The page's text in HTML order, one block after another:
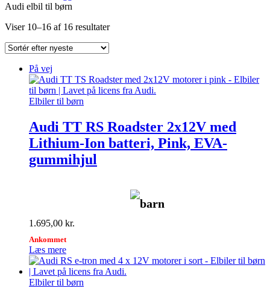
Audi elbil til børn
Viser 10–16 af 16 resultaterSorteret
På vej
Elbiler til børn
Audi TT RS Roadster 2x12V med
Lithium-Ion batteri, Pink, EVA-
gummihjul
barn
1.695,00 kr.
Ankommet
Læs mere
Elbiler til børn